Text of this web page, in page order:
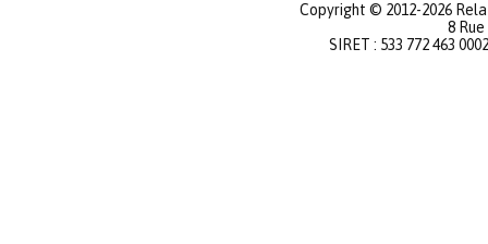
Copyright © 2012-2026
8
SIRET : 533 772 463